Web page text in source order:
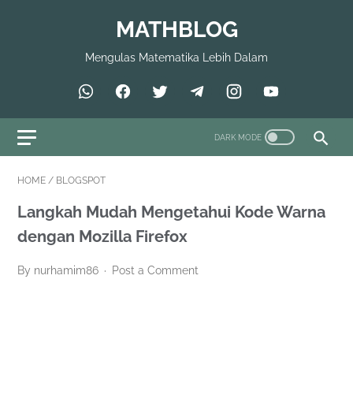
MATHBLOG
Mengulas Matematika Lebih Dalam
HOME / BLOGSPOT
Langkah Mudah Mengetahui Kode Warna
dengan Mozilla Firefox
By nurhamim86 Post a Comment